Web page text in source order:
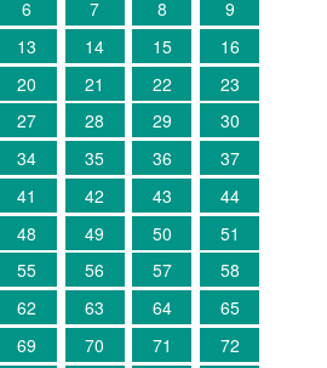
6 7 8
9
13 14 15
16
20 21 22
23
27 28 29
30
34 35 36
37
41 42 43
44
48 49 50
51
55 56 57
58
62 63 64
65
69 70 71
72